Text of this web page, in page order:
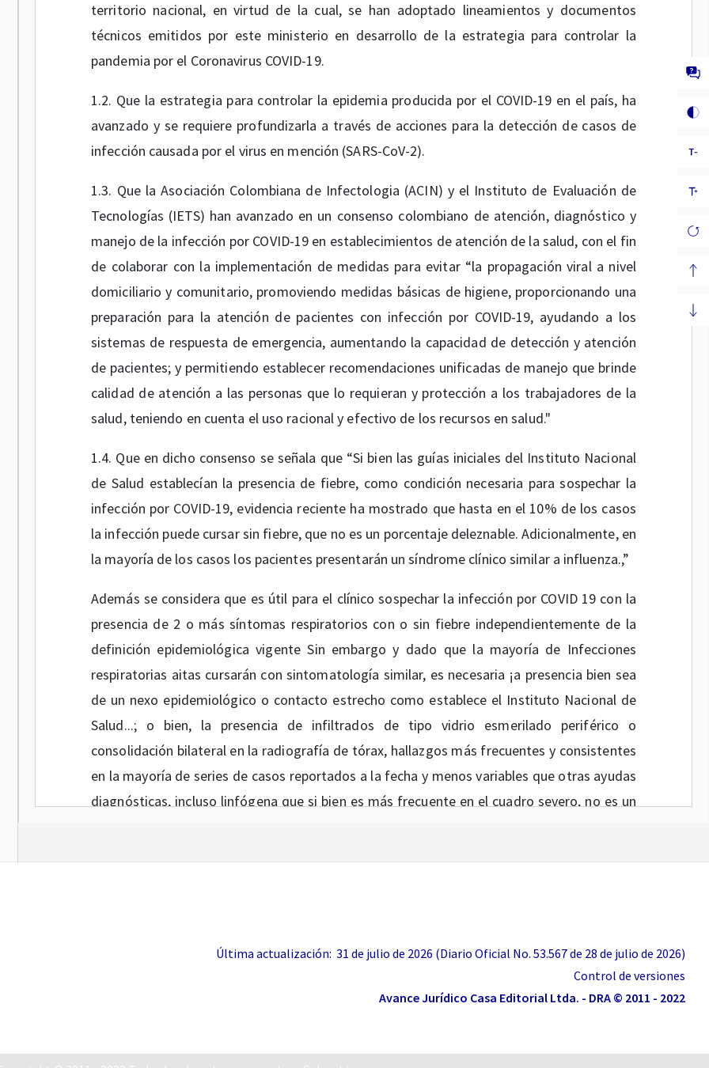
territorio nacional, en virtud de la cual, se han adoptado lineamientos y documentos
técnicos emitidos por este ministerio en desarrollo de la estrategia para controlar la
pandemia por el Coronavirus COVID-19.
1.2. Que la estrategia para controlar la epidemia producida por el COVID-19 en el país, ha
avanzado y se requiere profundizarla a través de acciones para la detección de casos de
infección causada por el virus en mención (SARS-CoV-2).
1.3. Que la Asociación Colombiana de Infectologia (ACIN) y el Instituto de Evaluación de
Tecnologías (IETS) han avanzado en un consenso colombiano de atención, diagnóstico y
manejo de la infección por COVID-19 en establecimientos de atención de la salud, con el fin
de colaborar con la implementación de medidas para evitar “la propagación viral a nivel
domiciliario y comunitario, promoviendo medidas básicas de higiene, proporcionando una
preparación para la atención de pacientes con infección por COVID-19, ayudando a los
sistemas de respuesta de emergencia, aumentando la capacidad de detección y atención
de pacientes; y permitiendo establecer recomendaciones unificadas de manejo que brinde
calidad de atención a las personas que lo requieran y protección a los trabajadores de la
salud, teniendo en cuenta el uso racional y efectivo de los recursos en salud."
1.4. Que en dicho consenso se señala que “Si bien las guías iniciales del Instituto Nacional
de Salud establecían la presencia de fiebre, como condición necesaria para sospechar la
infección por COVID-19, evidencia reciente ha mostrado que hasta en el 10% de los casos
la infección puede cursar sin fiebre, que no es un porcentaje deleznable. Adicionalmente, en
la mayoría de los casos los pacientes presentarán un síndrome clínico similar a influenza.,”
Además se considera que es útil para el clínico sospechar la infección por COVID 19 con la
presencia de 2 o más síntomas respiratorios con o sin fiebre independientemente de la
definición epidemiológica vigente Sin embargo y dado que la mayoría de Infecciones
respiratorias aitas cursarán con sintomatología similar, es necesaria ¡a presencia bien sea
de un nexo epidemiológico o contacto estrecho como establece el Instituto Nacional de
Salud...; o bien, la presencia de infiltrados de tipo vidrio esmerilado periférico o
consolidación bilateral en la radiografía de tórax, hallazgos más frecuentes y consistentes
en la mayoría de series de casos reportados a la fecha y menos variables que otras ayudas
diagnósticas, incluso linfógena que si bien es más frecuente en el cuadro severo, no es un
introducidas en varias regiones del país y podrían usarse como tamizaje. Sin embargo, es
de resaltar e indicar que no son pruebas confirmatorias por lo que su positividad debe ser
corroborada con el estándar de oro disponible." Página 21 de documento de consenso,
1.5. Que el Instituto de Evaluación Tecnológica en Salud (IETS) realizó una revisión rápida
Última actualización: 31 de julio de 2026 (Diario Oficial No. 53.567 de 28 de julio de 2026)
Control de versiones
Avance Jurídico Casa Editorial Ltda. - DRA © 2011 - 2022